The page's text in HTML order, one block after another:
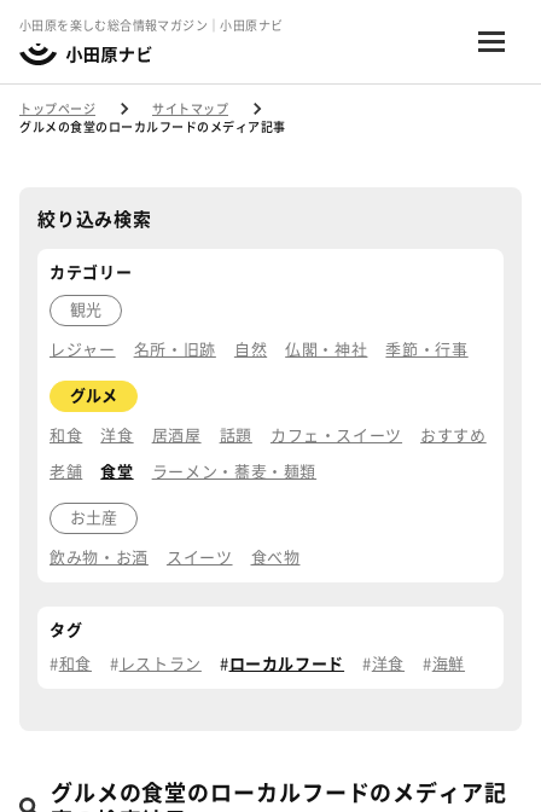
小田原を楽しむ総合情報マガジン｜小田原ナビ
トップページ
サイトマップ
グルメの食堂のローカルフードのメディア記事
絞り込み検索
カテゴリー
観光
レジャー 名所・旧跡 自然 仏閣・神社 季節・行事
グルメ
和食 洋食 居酒屋 話題 カフェ・スイーツ おすすめ
老舗 食堂 ラーメン・蕎麦・麺類
お土産
飲み物・お酒 スイーツ 食べ物
タグ
和食 レストラン ローカルフード 洋食 海鮮
グルメの食堂のローカルフードのメディア記